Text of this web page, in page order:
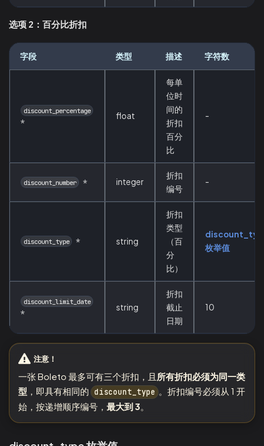
选项 2：百分比折扣
字段 类型 描述 字符数
discount_percentage
*
float
每单
位时
间的
折扣
百分
比
-
discount_number * integer
折扣
编号
-
discount_type * string
折扣
类型
（百
分
比）
枚举值
discount_limit_date
*
string
折扣
截止
日期
10
注意！
一张 Boleto 最多可有三个折扣，且 所有折扣必须为同一类
型 ，即具有相同的 discount_type 。折扣编号必须从 1 开
始，按递增顺序编号， 最大到 3。